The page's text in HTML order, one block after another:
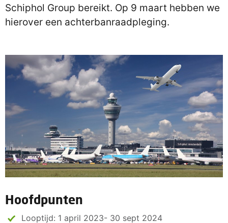
Schiphol Group bereikt. Op 9 maart hebben we
hierover een achterbanraadpleging.
Hoofdpunten
Looptijd: 1 april 2023- 30 sept 2024